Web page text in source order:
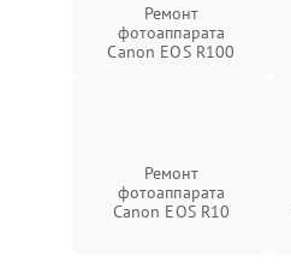
Ремонт
фотоаппарата
Canon EOS R100
Ремонт
фотоаппарата
Canon EOS R10